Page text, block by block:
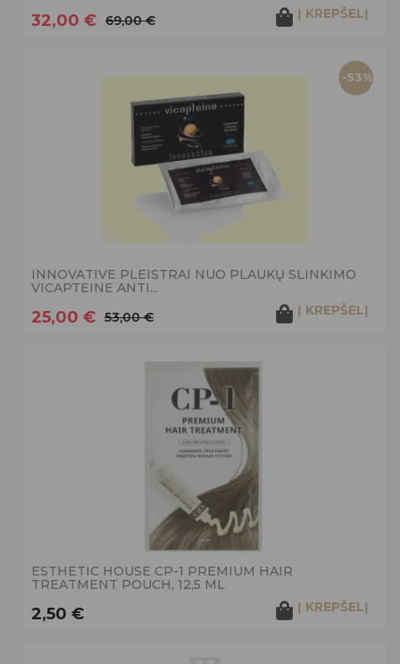
32,00 € 69,00 € Į KREPŠELĮ
-53%
INNOVATIVE PLEISTRAI NUO PLAUKŲ SLINKIMO
VICAPTEINE ANTI...
25,00 € 53,00 € Į KREPŠELĮ
ESTHETIC HOUSE CP-1 PREMIUM HAIR
TREATMENT POUCH, 12,5 ML
2,50 € Į KREPŠELĮ